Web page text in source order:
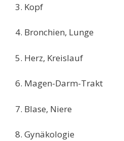
3. Kopf
4. Bronchien, Lunge
5. Herz, Kreislauf
6. Magen-Darm-Trakt
7. Blase, Niere
8. Gynäkologie